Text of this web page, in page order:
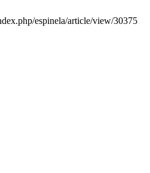
espinela/article/view/30375